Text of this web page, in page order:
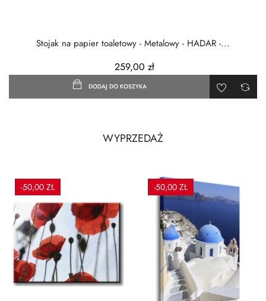
Stojak na papier toaletowy - Metalowy - HADAR -...
259,00 zł
DODAJ DO KOSZYKA
WYPRZEDAŻ
-50,00 ZŁ -50,00 ZŁ